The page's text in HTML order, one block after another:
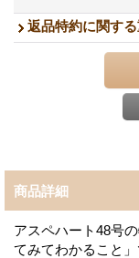
返品特約に関す
商品詳細
アスペハート48号
てみてわかること」